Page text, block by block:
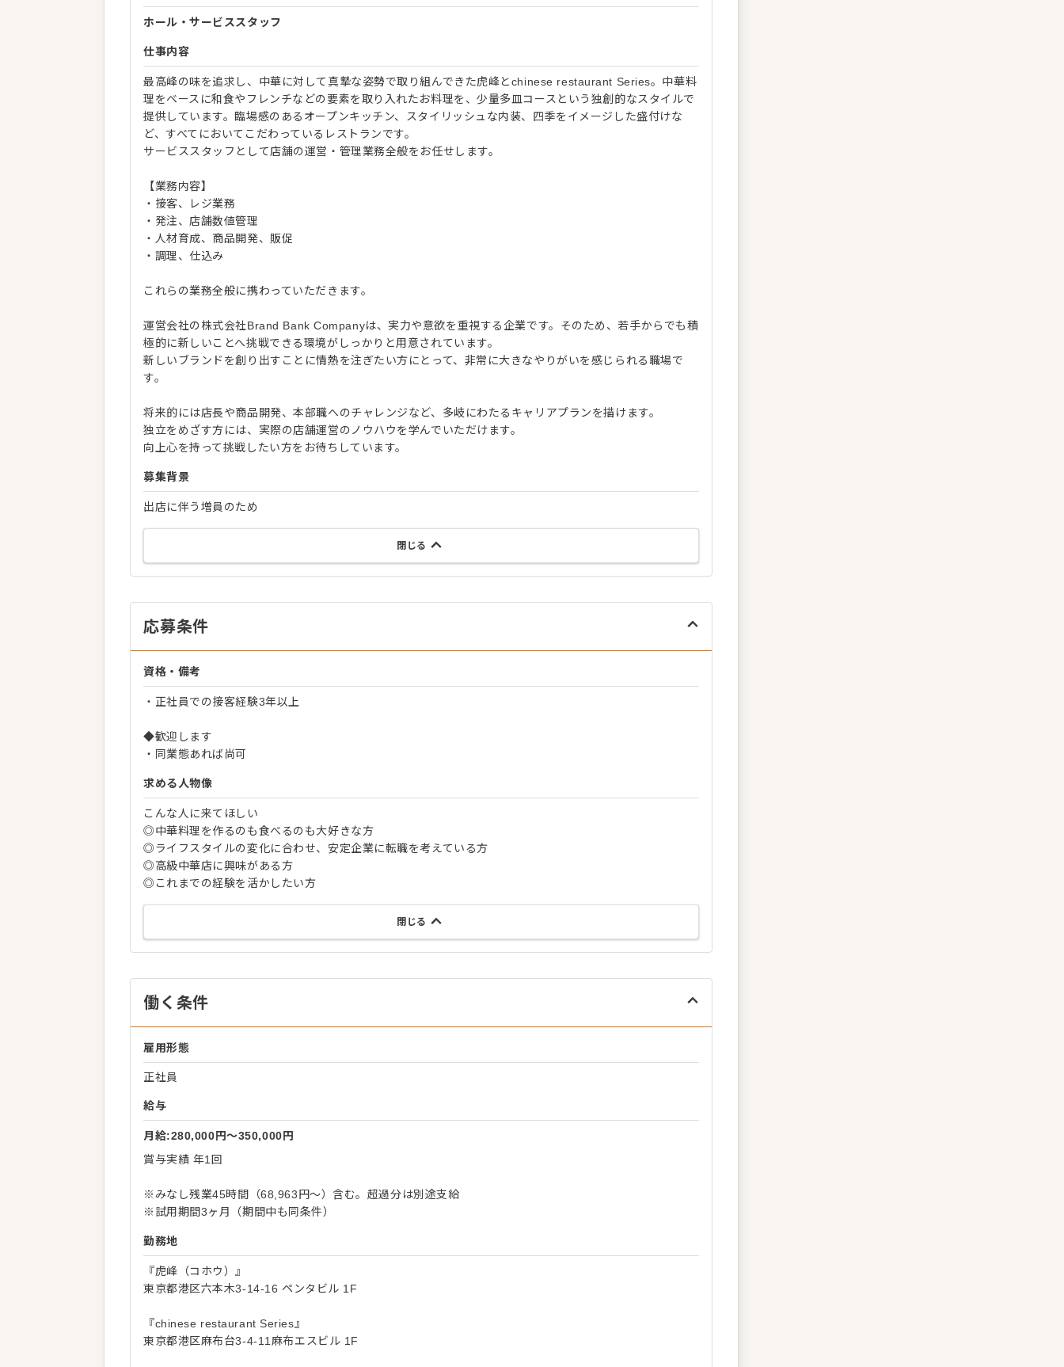
ホール・サービススタッフ
仕事内容
最高峰の味を追求し、中華に対して真摯な姿勢で取り組んできた虎峰とchinese restaurant Series。中華料
理をベースに和食やフレンチなどの要素を取り入れたお料理を、少量多皿コースという独創的なスタイルで
提供しています。臨場感のあるオープンキッチン、スタイリッシュな内装、四季をイメージした盛付けな
ど、すべてにおいてこだわっているレストランです。
サービススタッフとして店舗の運営・管理業務全般をお任せします。
【業務内容】
・接客、レジ業務
・発注、店舗数値管理
・人材育成、商品開発、販促
・調理、仕込み
これらの業務全般に携わっていただきます。
運営会社の株式会社Brand Bank Companyは、実力や意欲を重視する企業です。そのため、若手からでも積
極的に新しいことへ挑戦できる環境がしっかりと用意されています。
新しいブランドを創り出すことに情熱を注ぎたい方にとって、非常に大きなやりがいを感じられる職場で
す。
将来的には店長や商品開発、本部職へのチャレンジなど、多岐にわたるキャリアプランを描けます。
独立をめざす方には、実際の店舗運営のノウハウを学んでいただけます。
向上心を持って挑戦したい方をお待ちしています。
募集背景
出店に伴う増員のため
閉じる
応募条件
資格・備考
・正社員での接客経験3年以上
◆歓迎します
・同業態あれば尚可
求める人物像
こんな人に来てほしい
◎中華料理を作るのも食べるのも大好きな方
◎ライフスタイルの変化に合わせ、安定企業に転職を考えている方
◎高級中華店に興味がある方
◎これまでの経験を活かしたい方
閉じる
働く条件
雇用形態
正社員
給与
月給:280,000円〜350,000円
賞与実績 年1回
※みなし残業45時間（68,963円～）含む。超過分は別途支給
※試用期間3ヶ月（期間中も同条件）
勤務地
『虎峰（コホウ）』
東京都港区六本木3-14-16 ペンタビル 1F
『chinese restaurant Series』
東京都港区麻布台3-4-11麻布エスビル 1F